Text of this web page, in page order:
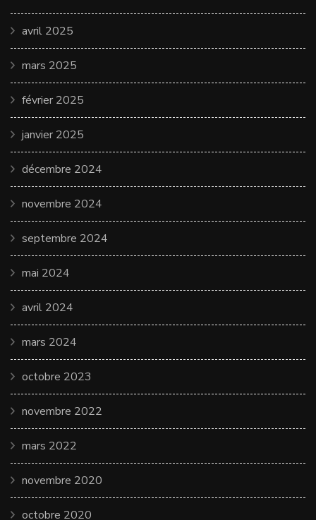
avril 2025
mars 2025
février 2025
janvier 2025
décembre 2024
novembre 2024
septembre 2024
mai 2024
avril 2024
mars 2024
octobre 2023
novembre 2022
mars 2022
novembre 2020
octobre 2020